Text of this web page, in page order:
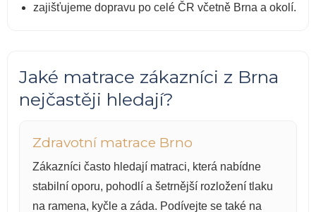
zajišťujeme dopravu po celé ČR včetně Brna a okolí.
Jaké matrace zákazníci z Brna
nejčastěji hledají?
Zdravotní matrace Brno
Zákazníci často hledají matraci, která nabídne
stabilní oporu, pohodlí a šetrnější rozložení tlaku
na ramena, kyčle a záda. Podívejte se také na